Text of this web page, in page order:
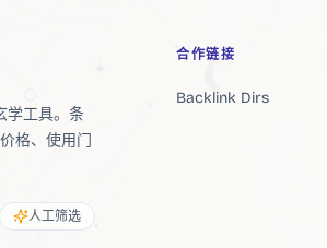
学工具。条
格、使用门
人工筛选
合作链接
Backlink Dirs